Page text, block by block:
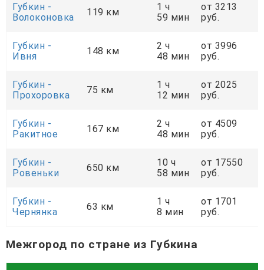
Губкин -
Волоконовка
119 км
1 ч
59 мин
от 3213
руб.
Губкин -
Ивня
148 км
2 ч
48 мин
от 3996
руб.
Губкин -
Прохоровка
75 км
1 ч
12 мин
от 2025
руб.
Губкин -
Ракитное
167 км
2 ч
48 мин
от 4509
руб.
Губкин -
Ровеньки
650 км
10 ч
58 мин
от 17550
руб.
Губкин -
Чернянка
63 км
1 ч
8 мин
от 1701
руб.
Межгород по стране из Губкина